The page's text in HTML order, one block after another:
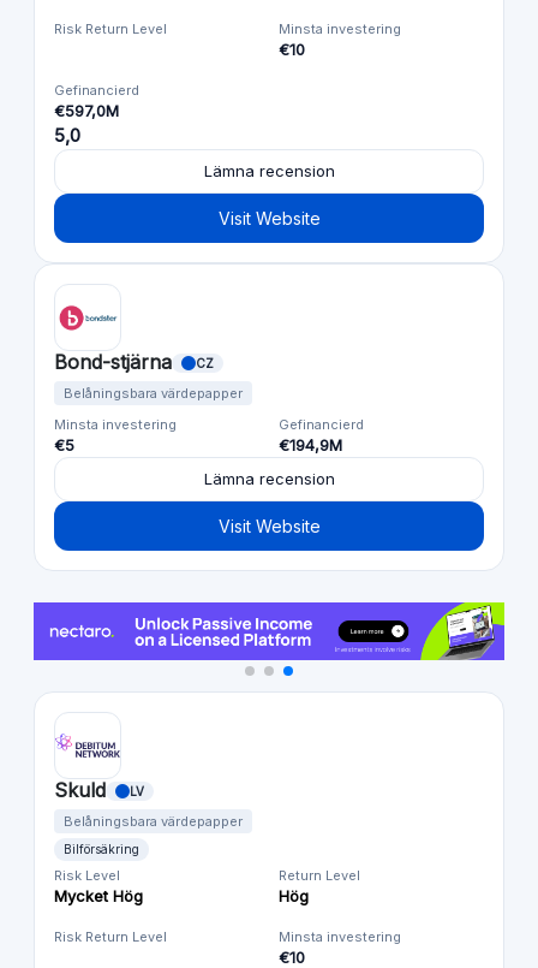
Risk Return Level Minsta investering
€10
Gefinancierd
€597,0M
5,0
Lämna recension
Visit Website
Bond-stjärna CZ
Belåningsbara värdepapper
Minsta investering
€5
Gefinancierd
€194,9M
Lämna recension
Visit Website
Skuld LV
Belåningsbara värdepapper
Bilförsäkring
Risk Level
Mycket Hög
Return Level
Hög
Risk Return Level Minsta investering
€10